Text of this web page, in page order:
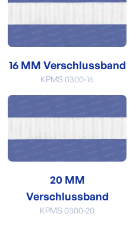
16 MM Verschlussband
KPMS 0300-16
20 MM
Verschlussband
KPMS 0300-20